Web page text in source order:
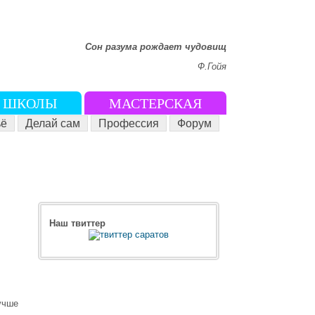
Сон разума рождает чудовищ
Ф.Гойя
ШКОЛЫ МАСТЕРСКАЯ
Делай сам Профессия Форум
Наш твиттер